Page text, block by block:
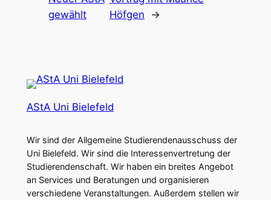
gewählt
Höfgen
→
AStA Uni Bielefeld
Wir sind der Allgemeine Studierendenausschuss der
Uni Bielefeld. Wir sind die Interessenvertretung der
Studierendenschaft. Wir haben ein breites Angebot
an Services und Beratungen und organisieren
verschiedene Veranstaltungen. Außerdem stellen wir